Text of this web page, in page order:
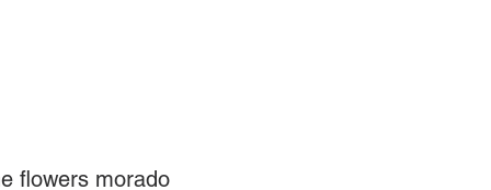
flowers morado